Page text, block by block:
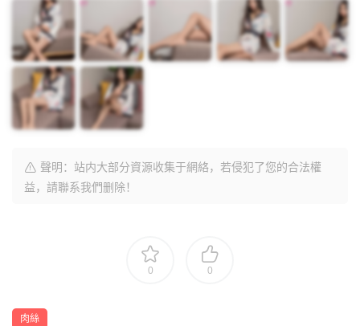
聲明：站内大部分資源收集于網絡，若侵犯了您的合法權
益，請聯系我們删除！
0 0
肉絲